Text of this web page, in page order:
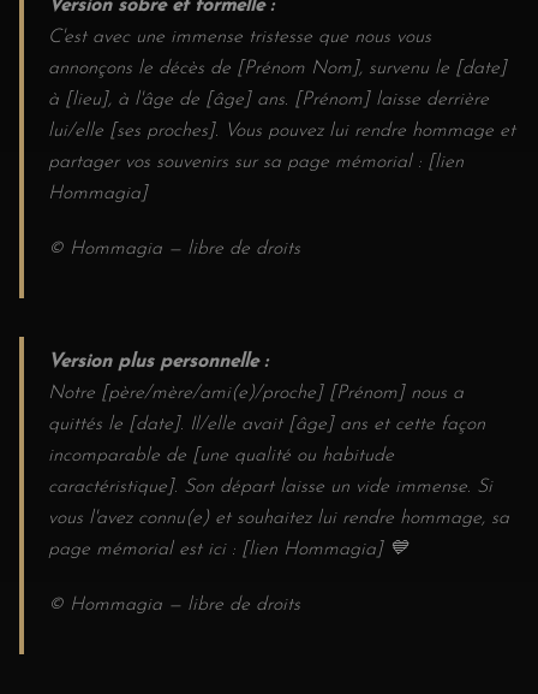
Version sobre et formelle :
C'est avec une immense tristesse que nous vous
annonçons le décès de [Prénom Nom], survenu le [date]
à [lieu], à l'âge de [âge] ans. [Prénom] laisse derrière
lui/elle [ses proches]. Vous pouvez lui rendre hommage et
partager vos souvenirs sur sa page mémorial : [lien
Hommagia]
© Hommagia — libre de droits
Version plus personnelle :
Notre [père/mère/ami(e)/proche] [Prénom] nous a
quittés le [date]. Il/elle avait [âge] ans et cette façon
incomparable de [une qualité ou habitude
caractéristique]. Son départ laisse un vide immense. Si
vous l'avez connu(e) et souhaitez lui rendre hommage, sa
page mémorial est ici : [lien Hommagia] 💙
© Hommagia — libre de droits